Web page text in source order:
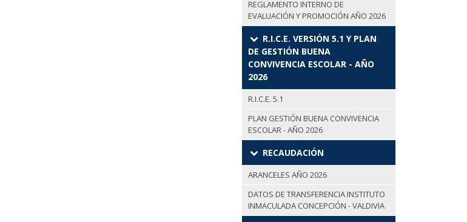
REGLAMENTO INTERNO DE
EVALUACIÓN Y PROMOCIÓN AÑO 2026
R.I.C.E. VERSIÓN 5.1 Y PLAN
DE GESTIÓN BUENA
CONVIVENCIA ESCOLAR - AÑO
2026
R.I.C.E. 5.1
PLAN GESTIÓN BUENA CONVIVENCIA
ESCOLAR - AÑO 2026
RECAUDACIÓN
ARANCELES AÑO 2026
DATOS DE TRANSFERENCIA INSTITUTO
INMACULADA CONCEPCIÓN - VALDIVIA